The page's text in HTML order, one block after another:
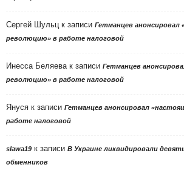
Сергей Шульц к записи Гетманцев анонсировал
революцию» в работе налоговой
Инесса Беляева к записи Гетманцев
революцию» в работе налоговой
Януся к записи Гетманцев анонсировал
работе налоговой
slawa19 к записи В Украине ликвидировали
обменников